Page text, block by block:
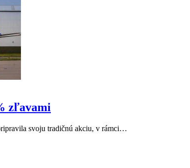
zľavami
svoju tradičnú akciu, v rámci…